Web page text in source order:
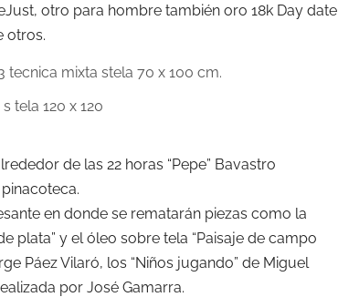
otro para hombre también oro 18k Day date
otros.
de las 22 horas “Pepe” Bavastro
en donde se rematarán piezas como la
plata” y el óleo sobre tela “Paisaje de campo
Páez Vilaró, los “Niños jugando” de Miguel
por José Gamarra.